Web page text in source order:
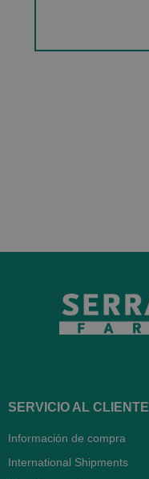
SERVICIO AL CLIENTE
Información de compra
International Shipments